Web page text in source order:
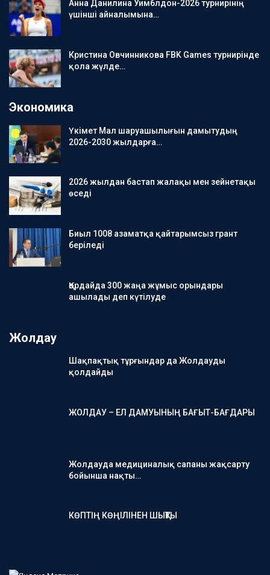
Анна Данилина Уимблдон-2026 турнирінің
үшінші айналымына…
Кристина Овчинникова FBK Games турнирінде
қола жүлде…
Экономика
Үкімет Мал шаруашылығын дамытудың
2026-2030 жылдарға…
2026 жылдан бастап жалақы мен зейнетақы
өседі
Биыл 1008 азаматқа қайтарымсыз грант
беріледі
Қордайда 300 жаңа жұмыс орындары
ашылады деп күтілуде
Жолдау
Шақпақтық тұрғындар да Жолдауды
қолдайды
ЖОЛДАУ – ЕЛ ДАМУЫНЫҢ БАҒЫТ-БАҒДАРЫ
Жолдауда медициналық сапаны жақсарту
бойынша нақты…
КӨПТІҢ КӨҢІЛІНЕН ШЫҚТЫ